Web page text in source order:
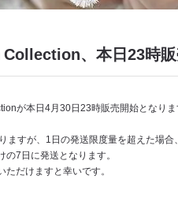
、本日23時販
が本日4月30日23時販売開始となりま
ますが、1日の発送限度量を超えた場
7日に発送となります。
だけますと幸いです。